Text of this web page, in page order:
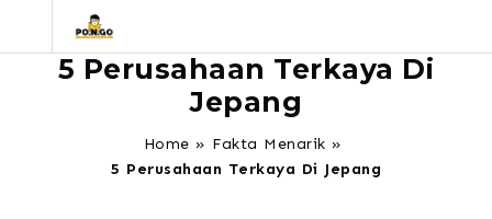
5 Perusahaan Terkaya Di
Jepang
Home » Fakta Menarik »
5 Perusahaan Terkaya Di Jepang